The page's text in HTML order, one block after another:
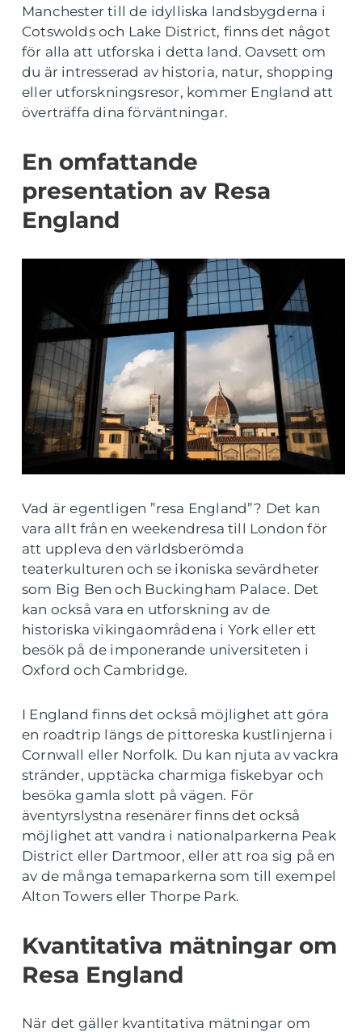
Manchester till de idylliska landsbygderna i
Cotswolds och Lake District, finns det något
för alla att utforska i detta land. Oavsett om
du är intresserad av historia, natur, shopping
eller utforskningsresor, kommer England att
överträffa dina förväntningar.
En omfattande
presentation av Resa
England
Vad är egentligen ”resa England”? Det kan
vara allt från en weekendresa till London för
att uppleva den världsberömda
teaterkulturen och se ikoniska sevärdheter
som Big Ben och Buckingham Palace. Det
kan också vara en utforskning av de
historiska vikingaområdena i York eller ett
besök på de imponerande universiteten i
Oxford och Cambridge.
I England finns det också möjlighet att göra
en roadtrip längs de pittoreska kustlinjerna i
Cornwall eller Norfolk. Du kan njuta av vackra
stränder, upptäcka charmiga fiskebyar och
besöka gamla slott på vägen. För
äventyrslystna resenärer finns det också
möjlighet att vandra i nationalparkerna Peak
District eller Dartmoor, eller att roa sig på en
av de många temaparkerna som till exempel
Alton Towers eller Thorpe Park.
Kvantitativa mätningar om
Resa England
När det gäller kvantitativa mätningar om